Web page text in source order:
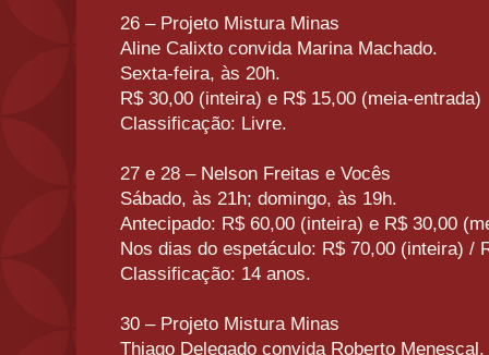
26 – Projeto Mistura Minas
Aline Calixto convida Marina Machado.
Sexta-feira, às 20h.
R$ 30,00 (inteira) e R$ 15,00 (meia-entrada)
Classificação: Livre.
27 e 28 – Nelson Freitas e Vocês
Sábado, às 21h; domingo, às 19h.
Antecipado: R$ 60,00 (inteira) e R$ 30,00
Nos dias do espetáculo: R$ 70,00 (inteira) /
Classificação: 14 anos.
30 – Projeto Mistura Minas
Thiago Delegado convida Roberto Menescal.